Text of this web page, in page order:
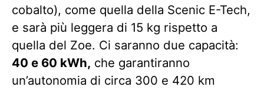
cobalto), come quella della Scenic E-Tech,
e sarà più leggera di 15 kg rispetto a
quella del Zoe. Ci saranno due capacità:
40 e 60 kWh, che garantiranno
un’autonomia di circa 300 e 420 km